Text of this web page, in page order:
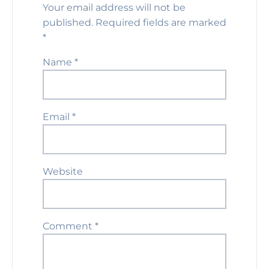
Your email address will not be
published. Required fields are marked
*
Name *
Email *
Website
Comment *